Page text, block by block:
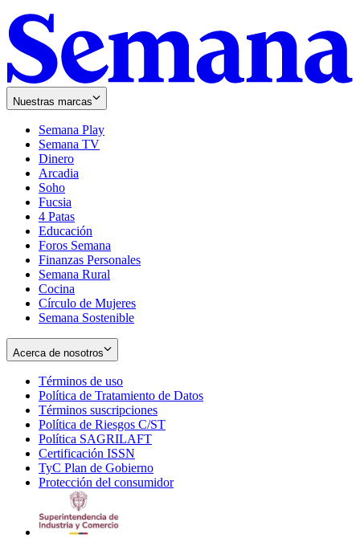
Nuestras marcas
Semana Play
Semana TV
Dinero
Arcadia
Soho
in
new
window
Fucsia
in
new
window
4 Patas
Educación
Foros Semana
Finanzas Personales
Semana Rural
Cocina
Círculo de Mujeres
Semana Sostenible
Acerca de nosotros
Términos de uso
in
new
window
Política de Tratamiento de Datos
Términos suscripciones
in
Política de Riesgos C/ST
Política SAGRILAFT
new
window
Certificación ISSN
in
new
TyC Plan de Gobierno
in
Protección del consumidorOpens